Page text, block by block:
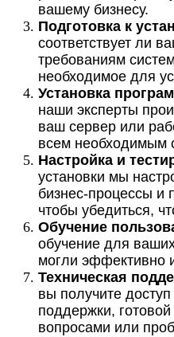
вашему бизнесу.
Подготовка к
соответствует ли
требованиям
необходимое для
Установка
наши эксперты
ваш сервер или
всем необходимым
Настройка и
установки мы
бизнес-процессы и
чтобы убедиться,
Обучение
обучение для
могли эффективно
Техническая
вы получите
поддержки,
вопросами или